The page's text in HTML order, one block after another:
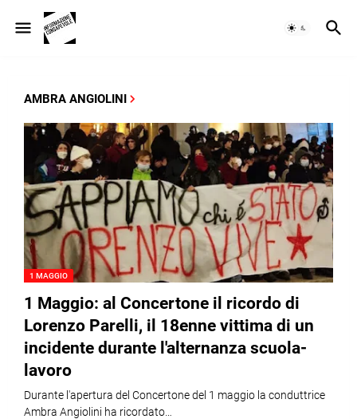
AMBRA ANGIOLINI
1 MAGGIO
1 Maggio: al Concertone il ricordo di
Lorenzo Parelli, il 18enne vittima di un
incidente durante l'alternanza scuola-
lavoro
Durante l'apertura del Concertone del 1 maggio la conduttrice
Ambra Angiolini ha ricordato…